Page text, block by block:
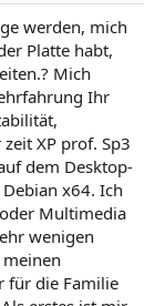
werden, mich
Platte habt,
Mich
Ihr
XP prof. Sp3
dem Desktop-
x64. Ich
Multimedia
wenigen
für die Familie